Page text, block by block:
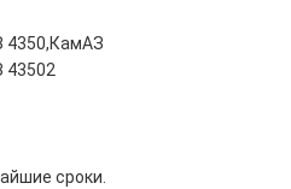
4350,КамАЗ
43502
сроки.